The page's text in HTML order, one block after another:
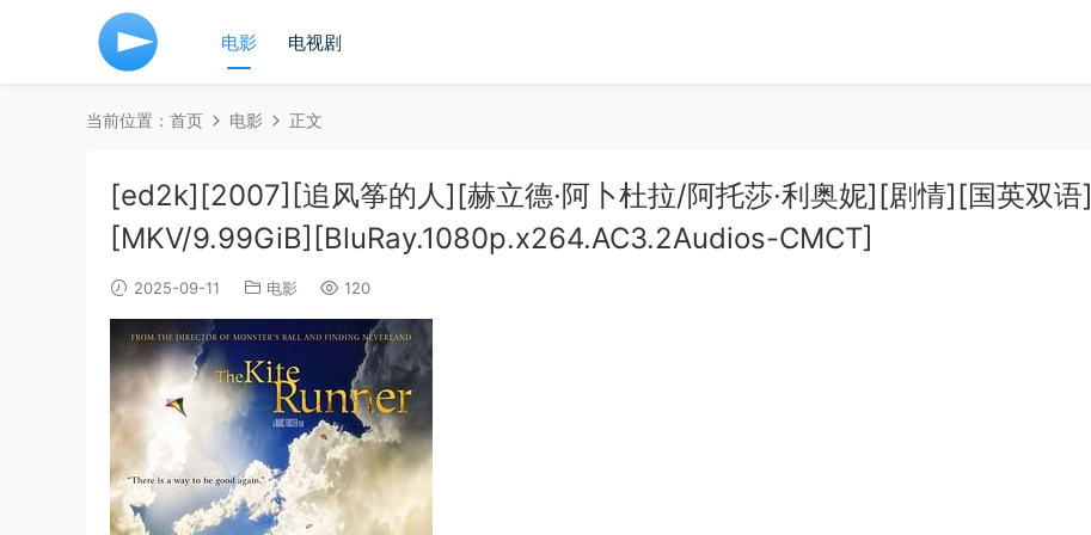
电影 电视剧
当前位置： 首页 电影 正文
[ed2k][2007][追风筝的人][赫立德·阿卜杜拉/阿托莎·利奥妮][剧情][国英双语]
[MKV/9.99GiB][BluRay.1080p.x264.AC3.2Audios-CMCT]
2025-09-11 电影 120